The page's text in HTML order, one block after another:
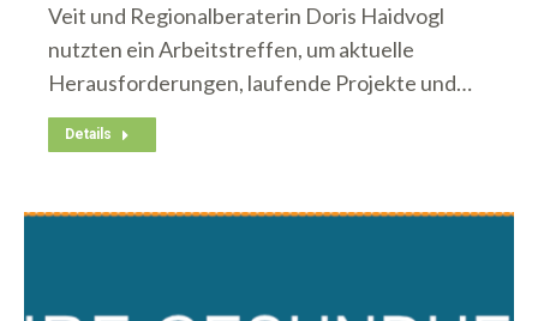
Veit und Regionalberaterin Doris Haidvogl
nutzten ein Arbeitstreffen, um aktuelle
Herausforderungen, laufende Projekte und…
Details